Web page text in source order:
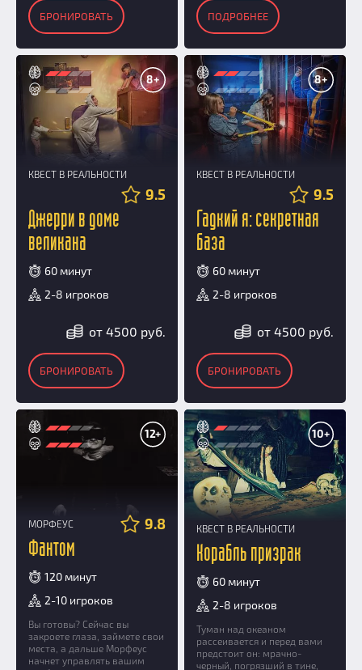
БРОНИРОВАТЬ ПОДРОБНЕЕ
8+
КВЕСТ В РЕАЛЬНОСТИ
9.5
Джерри в доме
великана
60 минут
2-8 игроков
от 4500 руб.
БРОНИРОВАТЬ
8+
КВЕСТ В РЕАЛЬНОСТИ
9.5
Гадкий я: секретная
база
60 минут
2-8 игроков
от 4500 руб.
БРОНИРОВАТЬ
12+
МОРФЕУС 9.8
Фантом
120 минут
2-10 игроков
Вы готовы? Сейчас вы
закроете глаза, займете свои
места, а дальше Морфеус
начнет управлять вашим
10+
КВЕСТ В РЕАЛЬНОСТИ
Корабль призрак
60 минут
2-8 игроков
Туман над океаном
рассеивается и перед вами
предстоит он: мрачно-
черный, погрязший в тине,